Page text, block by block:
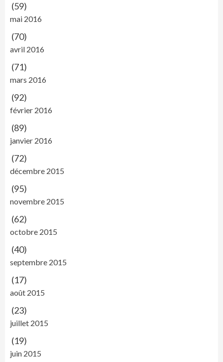
(59)
mai 2016
(70)
avril 2016
(71)
mars 2016
(92)
février 2016
(89)
janvier 2016
(72)
décembre 2015
(95)
novembre 2015
(62)
octobre 2015
(40)
septembre 2015
(17)
août 2015
(23)
juillet 2015
(19)
juin 2015